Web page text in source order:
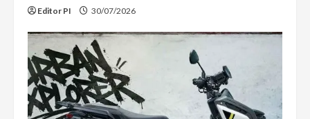
Editor PI 30/07/2026